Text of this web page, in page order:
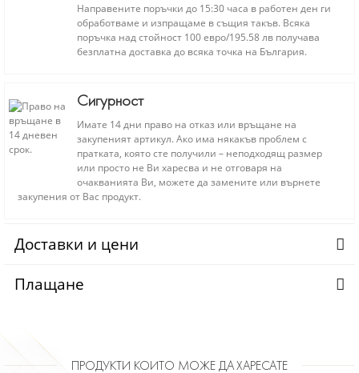
Направените поръчки до 15:30 часа в работен ден ги
обработваме и изпращаме в същия такъв. Всяка
поръчка над стойност 100 евро/195.58 лв получава
безплатна доставка до всяка точка на България.
Сигурност
Имате 14 дни право на отказ или връщане на
закупеният артикул. Ако има някакъв проблем с
пратката, която сте получили – неподходящ размер
или просто не Ви харесва и не отговаря на
очакванията Ви, можете да замените или върнете
закупения от Вас продукт.
Доставки и цени
Плащане
ПРОДУКТИ КОИТО МОЖЕ ДА ХАРЕСАТЕ